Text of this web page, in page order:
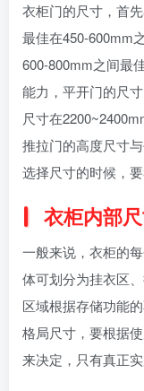
衣柜门的尺寸，首
最佳在450-600mm
600-800mm之间最
能力，平开门的尺
尺寸在
推拉门的高度尺寸
选择尺寸的时候，
衣柜内部
一般来说，衣柜的
体可划分为挂衣区
区域根据存储功能
格局尺寸，要根据
来决定，只有真正